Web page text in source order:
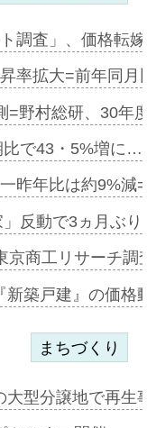
調査」、価格転
率拡大=前年同
=野村総研、30年
比で43・5%増に…
昨年比は約9%
反動で3ヵ月ぶ
京商工リサーチ
新築戸建』の価
まちづくり
大型分譲地で再